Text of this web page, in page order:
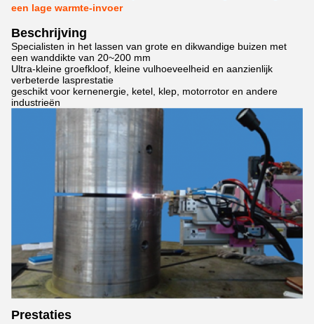
een lage warmte-invoer
Beschrijving
Specialisten in het lassen van grote en dikwandige buizen met
een wanddikte van 20~200 mm
Ultra-kleine groefkloof, kleine vulhoeveelheid en aanzienlijk
verbeterde lasprestatie
geschikt voor kernenergie, ketel, klep, motorrotor en andere
industrieën
Prestaties